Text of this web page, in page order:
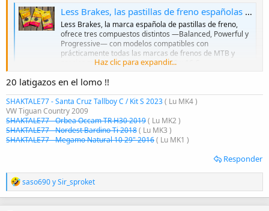
Less Brakes, las pastillas de freno españolas con tres compuestos para cada necesidad
Less Brakes, la marca española de pastillas de freno,
ofrece tres compuestos distintos —Balanced, Powerful y
Progressive— con modelos compatibles con
prácticamente todas las marcas de frenos de MTB y
precios muy competitivos, entre 10 y 16 €.
Perdón no había visto tu mensaje
Pues habrá que probarlas, si alguno las prueba, que pase
Haz clic para expandir...
20 latigazos en el lomo !!
SHAKTALE77 - Santa Cruz Tallboy C / Kit S 2023( Lu MK4 )
VW Tiguan Country 2009
SHAKTALE77 - Orbea Occam TR H30 2019( Lu MK2 )
SHAKTALE77 - Nordest Bardino Ti 2018( Lu MK3 )
SHAKTALE77 - Megamo Natural 10 29" 2016( Lu MK1 )
Responder
R
e
a
saso690ySir_sproket